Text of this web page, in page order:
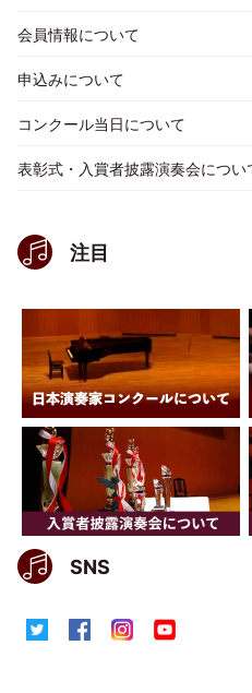
会員情報について
申込みについて
コンクール当日について
表彰式・入賞者披露演奏会につい
注目
SNS